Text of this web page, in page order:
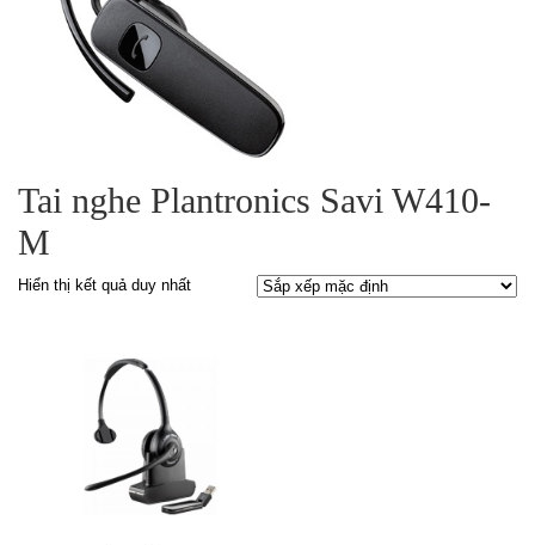
Tai nghe Plantronics Savi W410-
M
Hiển thị kết quả duy nhất